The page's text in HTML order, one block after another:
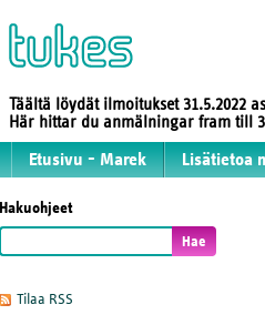
Täältä löydät ilmoitukset 31.5.2022
Här hittar du anmälningar fram till
Etusivu - Marek Lisätietoa
Hakuohjeet
Tilaa RSS